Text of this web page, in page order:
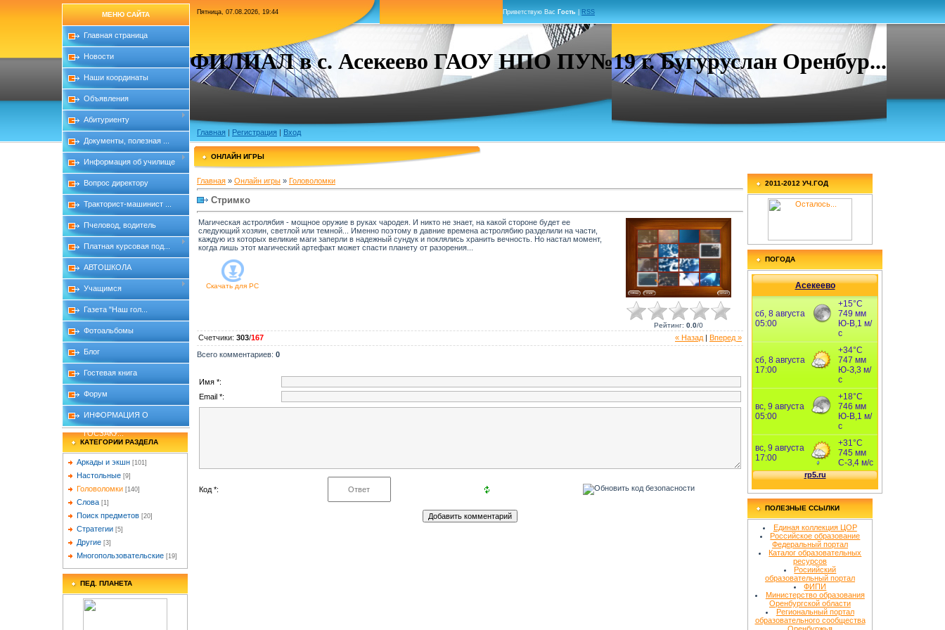
МЕНЮ САЙТА
Главная страница
Новости
Наши координаты
Объявления
Абитуриенту
Документы, полезная ...
Информация об училище
Вопрос директору
Тракторист-машинист ...
Пчеловод, водитель
Платная курсовая под...
АВТОШКОЛА
Учащимся
Газета "Наш гол...
Фотоальбомы
Блог
Гостевая книга
Форум
ИНФОРМАЦИЯ О
ГОСЗАКУ...
КАТЕГОРИИ РАЗДЕЛА
Аркады и экшн [101]
Настольные [9]
Головоломки [140]
Слова [1]
Поиск предметов [20]
Стратегии [5]
Другие [3]
Многопользовательские [19]
ПЕД. ПЛАНЕТА
Пятница, 07.08.2026, 19:44 Приветствую Вас Гость RSS
ФИЛИАЛ в с. Асекеево ГАОУ НПО ПУ№19 г. Бугуруслан Оренбур...
Главная | Регистрация | Вход
ОНЛАЙН ИГРЫ
Главная » Онлайн игры » Головоломки
Стримко
Магическая астролябия - мощное оружие в руках чародея. И никто не знает, на какой стороне будет ее
следующий хозяин, светлой или темной... Именно поэтому в давние времена астролябию разделили на части,
каждую из которых великие маги заперли в надежный сундук и поклялись хранить вечность. Но настал момент,
когда лишь этот магический артефакт может спасти планету от разорения...
Скачать для PC
Рейтинг: 0.0/0
« Назад Вперед »
Счетчики: 303/167
Всего комментариев: 0
Имя *:
Email *:
Код *:
2011-2012 УЧ.ГОД
ПОГОДА
Асекеево
ПОЛЕЗНЫЕ ССЫЛКИ
Единая коллекция ЦОР
Российское образование
Федеральный портал
Каталог образовательных
ресурсов
Росиийский
образовательный портал
ФИПИ
Министерство образования
Оренбургской области
Региональный портал
образовательного сообщества